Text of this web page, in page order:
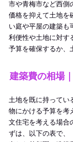
市や青梅市など西側
価格を抑えて土地を
い庭や平屋の建築も
利便性や土地に対す
予算を確保するか、
建築費の相場
土地を既に持ってい
物にかける予算を考
文住宅を考える場合
ずは、以下の表で、